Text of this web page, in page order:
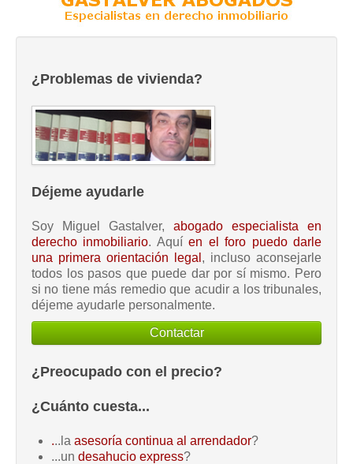
¿Problemas de vivienda?
Déjeme ayudarle
Soy Miguel Gastalver, abogado especialista en
derecho inmobiliario. Aquíen el foro puedo darle
una primera orientación legal , incluso aconsejarle
todos los pasos que puede dar por sí mismo. Pero
si no tiene más remedio que acudir a los tribunales,
déjeme ayudarle personalmente.
Contactar
¿Preocupado con el precio?
¿Cuánto cuesta...
...la asesoría continua al arrendador?
...un desahucio express?